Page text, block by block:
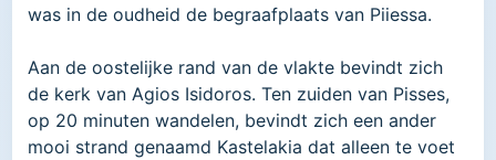
was in de oudheid de begraafplaats van Piiessa.
Aan de oostelijke rand van de vlakte bevindt zich
de kerk van Agios Isidoros. Ten zuiden van Pisses,
op 20 minuten wandelen, bevindt zich een ander
mooi strand genaamd Kastelakia dat alleen te voet